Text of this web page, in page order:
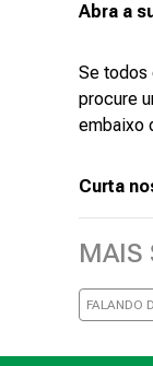
Abra a
Se todos
procure
embaixo
Curta
MAIS
FALANDO